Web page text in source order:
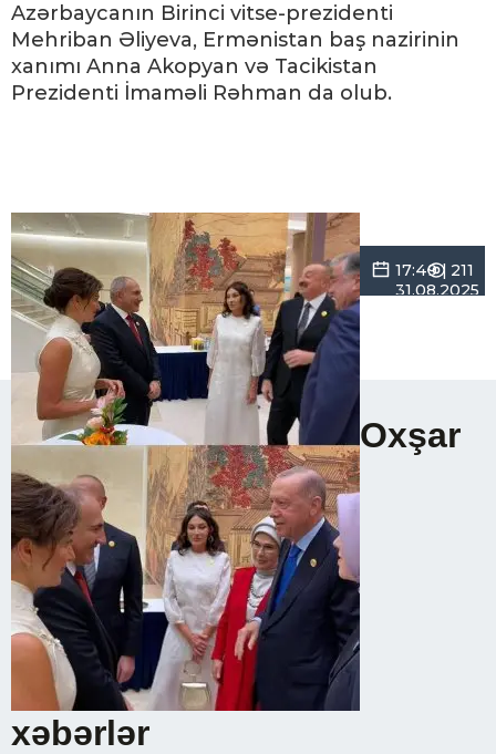
Azərbaycanın Birinci vitse-prezidenti
Mehriban Əliyeva, Ermənistan baş nazirinin
xanımı Anna Akopyan və Tacikistan
Prezidenti İmaməli Rəhman da olub.
17:49 |
31.08.2025
211
Oxşar
xəbərlər